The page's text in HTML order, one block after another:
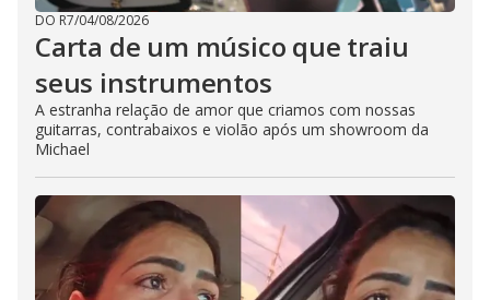
DO R7/04/08/2026
Carta de um músico que traiu
seus instrumentos
A estranha relação de amor que criamos com nossas
guitarras, contrabaixos e violão após um showroom da
Michael